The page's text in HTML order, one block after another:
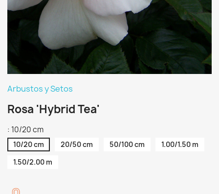
Arbustos y Setos
Rosa 'Hybrid Tea'
: 10/20 cm
10/20 cm 20/50 cm 50/100 cm
1.00/1.50 m
1.50/2.00 m